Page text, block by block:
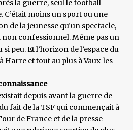
la guerre, seul le football
C’était moins un sport ou une
de la jeunesse qu’un spectacle,
non confessionnel. Même pas un
peu. Et l’horizon de l’espace du
Harre et tout au plus à Vaux-les-
depuis avant la guerre de
fait de la TSF qui commençait à
de France et de la presse